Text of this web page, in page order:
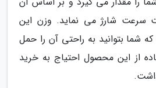
سرعت شارژ می نماید. وزن این
بتوانید به راحتی آن را حمل
از این محصول احتیاج به خرید